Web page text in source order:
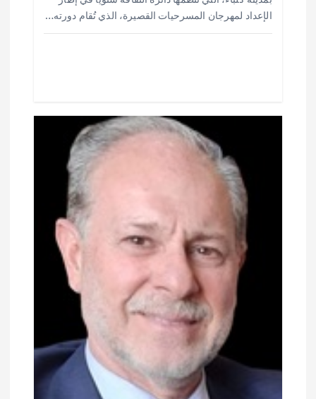
o
r
A
الإعداد لمهرجان المسرحيات القصيرة، الذي تُقام دورته…